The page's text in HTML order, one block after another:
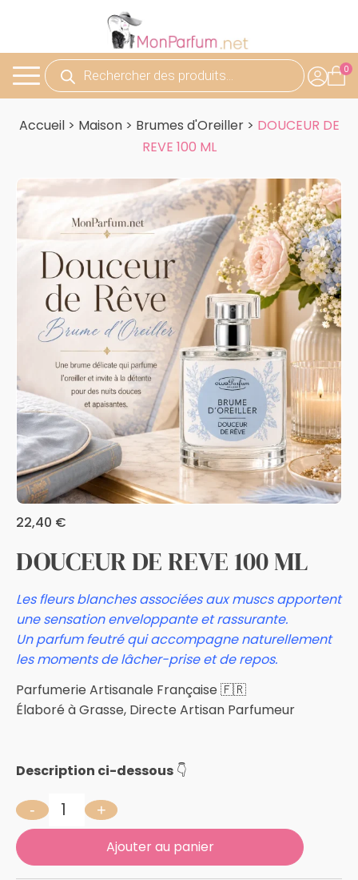
Recherche
de
produits
Accueil> Maison> Brumes d'Oreiller> DOUCEUR DE
REVE 100 ML
22,40 €
DOUCEUR DE REVE 100 ML
Les fleurs blanches associées aux muscs apportent
une sensation enveloppante et rassurante.
Un parfum feutré qui accompagne naturellement
les moments de lâcher-prise et de repos.
Parfumerie Artisanale Française 🇫🇷
Élaboré à Grasse, Directe Artisan Parfumeur
Description ci-dessous 👇
quantité de DOUCEUR DE REVE 100 ML
- +
Ajouter au panier